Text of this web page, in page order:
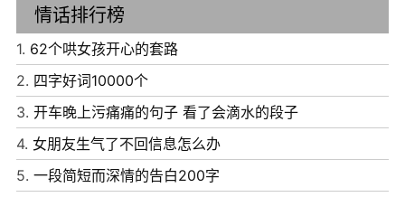
6、一生平安、二人同心、三生有幸、四季发财、五谷丰
登、六畜兴旺、七邻友好、八面威风、九久康泰、十分快
乐、百思无忧、千般称心、万事皆成!
情话排行榜
1. 62个哄女孩开心的套路
2. 四字好词10000个
3. 开车晚上污痛痛的句子 看了会滴水的段子
4. 女朋友生气了不回信息怎么办
5. 一段简短而深情的告白200字